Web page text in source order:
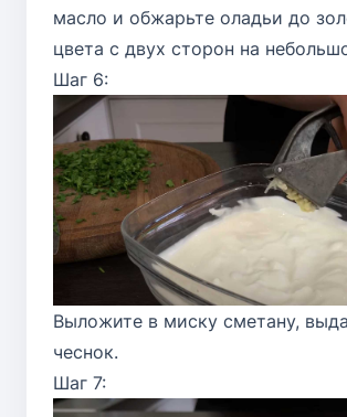
масло и обжарьте оладьи до
цвета с двух сторон на
Шаг 6:
Выложите в миску сметану,
чеснок.
Шаг 7: